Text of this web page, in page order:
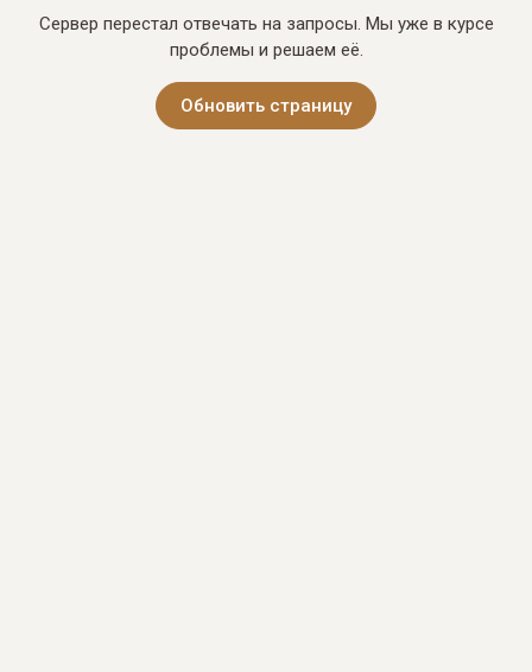
Сервер перестал отвечать на запросы. Мы уже в курсе
проблемы и решаем её.
Обновить страницу